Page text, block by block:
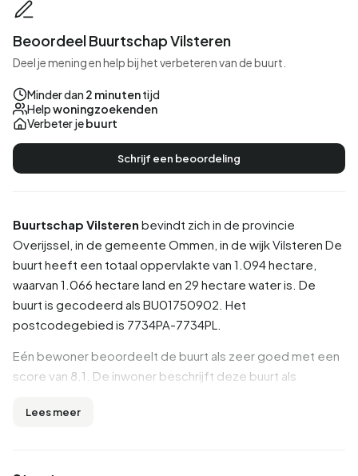
Buurtschap Vilsteren bevindt zich in de provincie
Overijssel , in de gemeente Ommen , in de wijkVilsteren De
buurt heeft een totaal oppervlakte van 1.094 hectare,
waarvan 1.066 hectare land en 29 hectare water is. De
buurt is gecodeerd als BU01750902. Het
postcodegebied is 7734PA-7734PL.
Eén bewoner beoordeelt de buurt als zeer goed met een
score van 8.1. De inwoner beschrijft deze buurt als
beoordelingen zijn er nog geen duidelijke trends zichtbaar
Lees meer
Beoordeel Buurtschap Vilsteren
Deel je mening en help bij het verbeteren van de buurt.
Minder dan 2 minutentijd
Helpwoningzoekenden
Verbeter jebuurt
Schrijf een beoordeling